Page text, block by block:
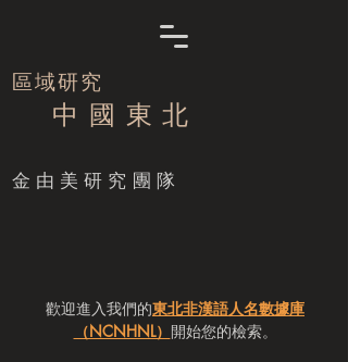
區域研究
中 國 東 北
​金由美研究團隊
歡迎進入我們的東北非漢語人名數據庫
（NCNHNL） 開始您的檢索。